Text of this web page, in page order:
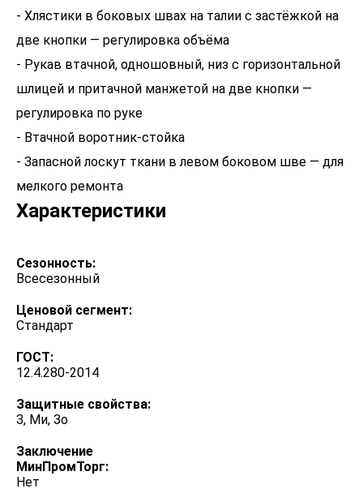
- Хлястики в боковых швах на талии с застёжкой на
две кнопки — регулировка объёма
- Рукав втачной, одношовный, низ с горизонтальной
шлицей и притачной манжетой на две кнопки —
регулировка по руке
- Втачной воротник-стойка
- Запасной лоскут ткани в левом боковом шве — для
мелкого ремонта
Характеристики
Сезонность:
Всесезонный
Ценовой сегмент:
Стандарт
ГОСТ:
12.4.280-2014
Защитные свойства:
З, Ми, Зо
Заключение
МинПромТорг:
Нет